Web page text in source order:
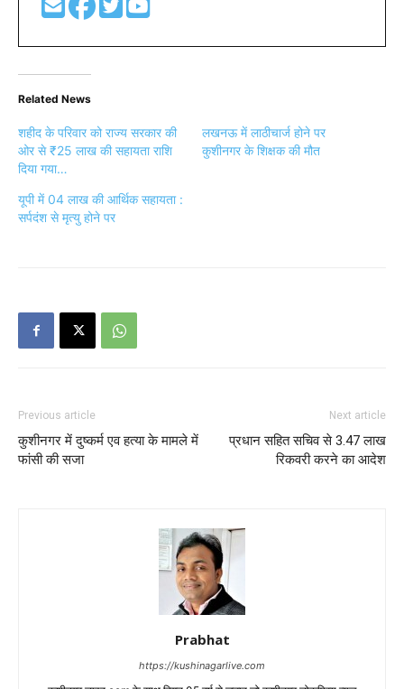
Related News
शहीद के परिवार को राज्य सरकार की
ओर से ₹25 लाख की सहायता राशि
दिया गया…
लखनऊ में लाठीचार्ज होने पर
कुशीनगर के शिक्षक की मौत
यूपी में 04 लाख की आर्थिक सहायता :
सर्पदंश से मृत्यु होने पर
Previous article
कुशीनगर में दुष्कर्म एव हत्या के मामले में
फांसी की सजा
Next article
प्रधान सहित सचिव से 3.47 लाख
रिकवरी करने का आदेश
Prabhat
https://kushinagarlive.com